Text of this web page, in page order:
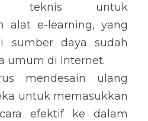
teknis untuk
alat e-learning, yang
sumber daya sudah
umum di Internet.
mendesain ulang
untuk memasukkan
efektif ke dalam